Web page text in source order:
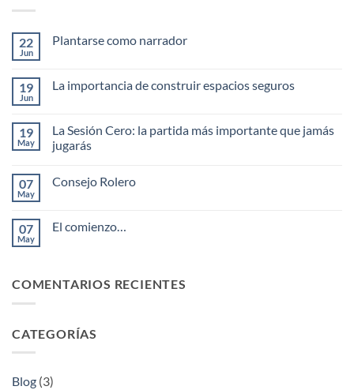
22
Jun
Plantarse como narrador
en
19
Jun
La importancia de construir espacios seguros
en
La
importancia
espacios
19
May
La Sesión Cero: la partida más importante que jamás
jugarás
comentarios
Cero:
la
jamás
07
May
Consejo Rolero
en
07
May
El comienzo…
El
COMENTARIOS RECIENTES
CATEGORÍAS
Blog (3)